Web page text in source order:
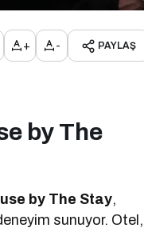
+ - PAYLAŞ
by The
by The Stay,
sunuyor. Otel,